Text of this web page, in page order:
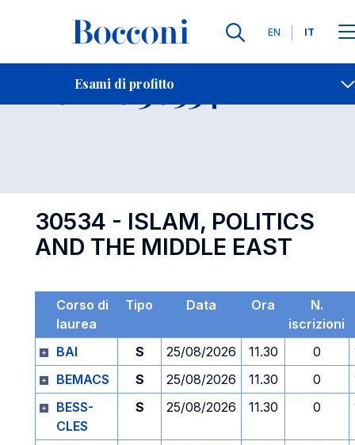
Lingue
EN IT
Esami di profitto
Contatti
Esame 30534 Open
30534 - ISLAM, POLITICS
AND THE MIDDLE EAST
Corso di
laurea
Tipo Data Ora
N.
iscrizioni
BAI
S 25/08/2026 11.30 0
BEMACS
S 25/08/2026 11.30 0
BESS-
CLES
S 25/08/2026 11.30 0